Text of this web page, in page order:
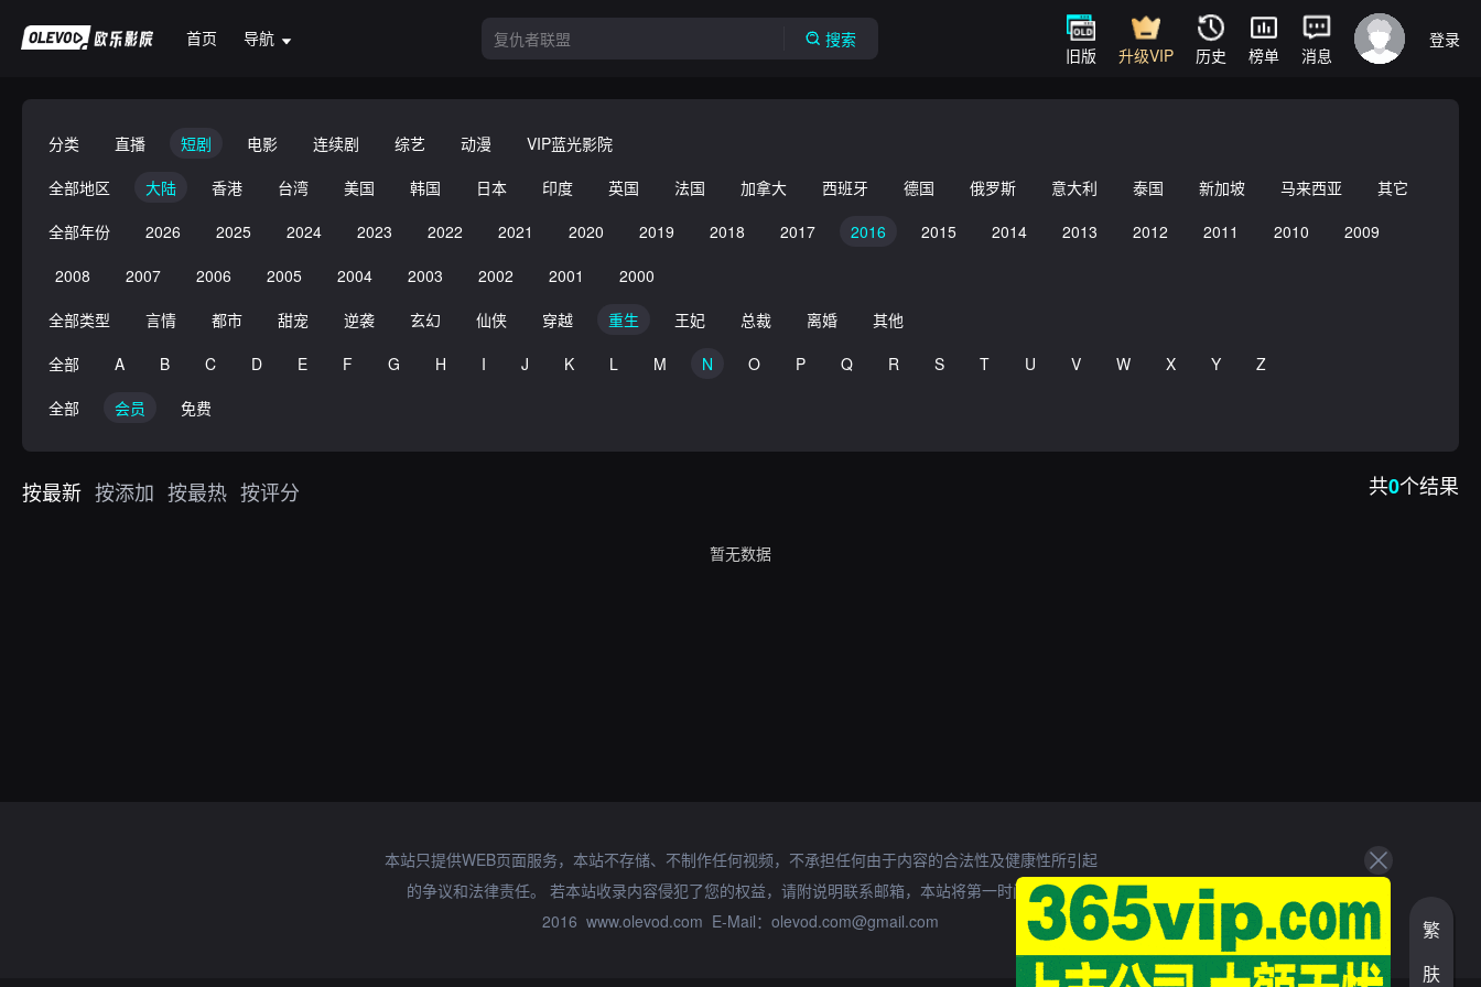
首页 导航 搜索
旧版 升级VIP 历史 榜单 消息
登录
分类 直播 短剧 电影 连续剧 综艺 动漫
VIP蓝光影院
全部地区
大陆 香港 台湾 美国 韩国 日本 印度 英国 法国 加拿大 西班牙 德国 俄罗斯 意大利 泰国 新加坡 马来西亚
其它
全部年份
2026 2025 2024 2023 2022 2021 2020 2019 2018 2017 2016 2015 2014 2013 2012 2011 2010
2009
2008
2007 2006 2005 2004 2003 2002 2001
2000
全部类型
言情 都市 甜宠 逆袭 玄幻 仙侠 穿越 重生 王妃 总裁 离婚
其他
全部
A B C D E F G H I J K L M N O P Q R S T U V W X Y
Z
全部
会员 免费
按最新 按添加 按最热 按评分 共0个结果
暂无数据
本站只提供WEB页面服务，本站不存储、不制作任何视频，不承担任何由于内容的合法性及健康性所引起
的争议和法律责任。 若本站收录内容侵犯了您的权益，请附说明联系邮箱，本站将第一时间处理。
2016 www.olevod.com E-Mail：olevod.com@gmail.com
繁
肤